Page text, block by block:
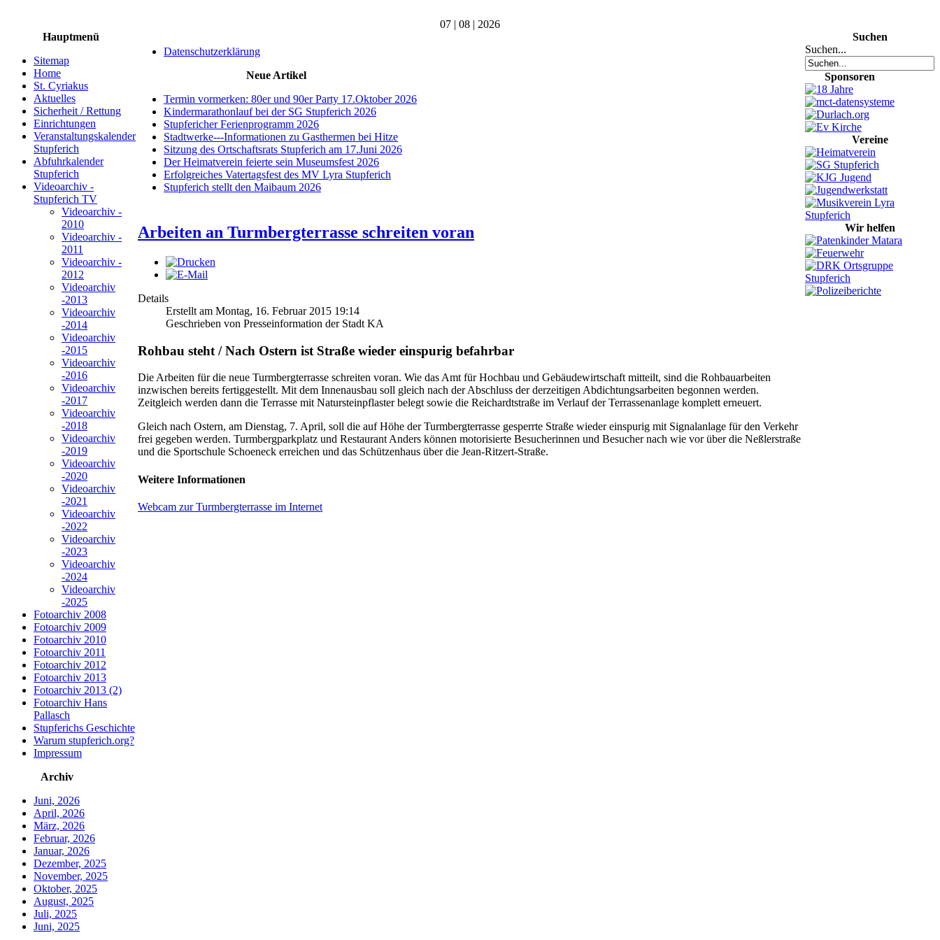
07 | 08 | 2026
Hauptmenü
Sitemap
Home
St. Cyriakus
Aktuelles
Sicherheit / Rettung
Einrichtungen
Veranstaltungskalender
Stupferich
Abfuhrkalender
Stupferich
Videoarchiv -
Stupferich TV
Videoarchiv -
2010
Videoarchiv -
2011
Videoarchiv -
2012
Videoarchiv
-2013
Videoarchiv
-2014
Videoarchiv
-2015
Videoarchiv
-2016
Videoarchiv
-2017
Videoarchiv
-2018
Videoarchiv
-2019
Videoarchiv
-2020
Videoarchiv
-2021
Videoarchiv
-2022
Videoarchiv
-2023
Videoarchiv
-2024
Videoarchiv
-2025
Fotoarchiv 2008
Fotoarchiv 2009
Fotoarchiv 2010
Fotoarchiv 2011
Fotoarchiv 2012
Fotoarchiv 2013
Fotoarchiv 2013 (2)
Fotoarchiv Hans
Pallasch
Stupferichs Geschichte
Warum stupferich.org?
Impressum
Archiv
Juni, 2026
April, 2026
März, 2026
Februar, 2026
Januar, 2026
Dezember, 2025
November, 2025
Oktober, 2025
August, 2025
Juli, 2025
Juni, 2025
Datenschutzerklärung
Neue Artikel
Termin vormerken: 80er und 90er Party 17.Oktober 2026
Kindermarathonlauf bei der SG Stupferich 2026
Stupfericher Ferienprogramm 2026
Stadtwerke---Informationen zu Gasthermen bei Hitze
Sitzung des Ortschaftsrats Stupferich am 17.Juni 2026
Der Heimatverein feierte sein Museumsfest 2026
Erfolgreiches Vatertagsfest des MV Lyra Stupferich
Stupferich stellt den Maibaum 2026
Arbeiten an Turmbergterrasse schreiten voran
Details
Erstellt am Montag, 16. Februar 2015 19:14
Geschrieben von Presseinformation der Stadt KA
Rohbau steht / Nach Ostern ist Straße wieder einspurig befahrbar
Die Arbeiten für die neue Turmbergterrasse schreiten voran. Wie das Amt für Hochbau und Gebäudewirtschaft mitteilt, sind die Rohbauarbeiten
inzwischen bereits fertiggestellt. Mit dem Innenausbau soll gleich nach der Abschluss der derzeitigen Abdichtungsarbeiten begonnen werden.
Zeitgleich werden dann die Terrasse mit Natursteinpflaster belegt sowie die Reichardtstraße im Verlauf der Terrassenanlage komplett erneuert.
Gleich nach Ostern, am Dienstag, 7. April, soll die auf Höhe der Turmbergterrasse gesperrte Straße wieder einspurig mit Signalanlage für den Verkehr
frei gegeben werden. Turmbergparkplatz und Restaurant Anders können motorisierte Besucherinnen und Besucher nach wie vor über die Neßlerstraße
und die Sportschule Schoeneck erreichen und das Schützenhaus über die Jean-Ritzert-Straße.
Weitere Informationen
Webcam zur Turmbergterrasse im Internet
Suchen
Suchen...
Sponsoren
Vereine
Wir helfen